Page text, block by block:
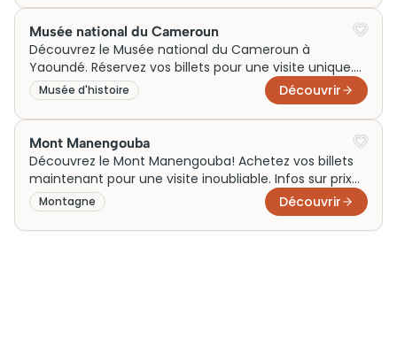
Musée national du Cameroun
Découvrez le Musée national du Cameroun à
Yaoundé. Réservez vos billets pour une visite unique.
Tarifs, horaires et infos sont ici!
Musée d'histoire Découvrir
Mont Manengouba
Découvrez le Mont Manengouba! Achetez vos billets
maintenant pour une visite inoubliable. Infos sur prix
et horaires pour bien préparer votre aventure.
Montagne Découvrir